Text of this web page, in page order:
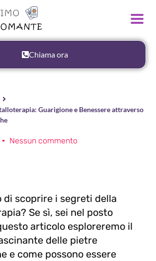
Chiama ora
Guarigione e Benessere attraverso
Nessun commento
di scoprire i segreti della
Se sì, sei nel posto
articolo esploreremo il
delle pietre
e come possono essere